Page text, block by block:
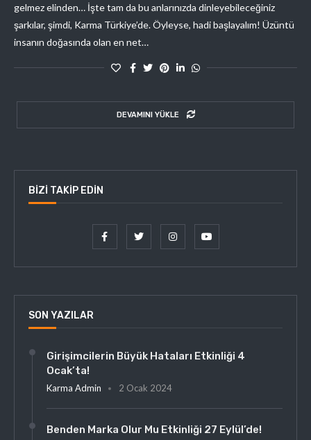
gelmez elinden… İşte tam da bu anlarınızda dinleyebileceğiniz
şarkılar, şimdi, Karma Türkiye’de. Öyleyse, hadi başlayalım! Üzüntü
insanın doğasında olan en net…
DEVAMINI YÜKLE
BIZI TAKIP EDIN
SON YAZILAR
Girişimcilerin Büyük Hataları Etkinliği 4
Ocak’ta!
Karma Admin 2 Ocak 2024
Benden Marka Olur Mu Etkinliği 27 Eylül’de!